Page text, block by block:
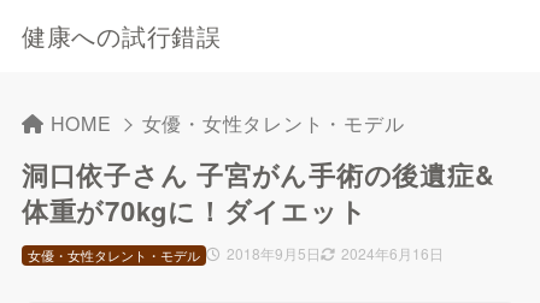
健康への試行錯誤
HOME 女優・女性タレント・モデル
洞口依子さん 子宮がん手術の後遺症&
体重が70kgに！ダイエット
2018年9月5日 2024年6月16日
女優・女性タレント・モデル